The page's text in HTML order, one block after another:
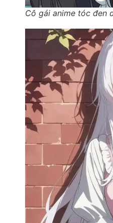
Cô gái anime tóc đen